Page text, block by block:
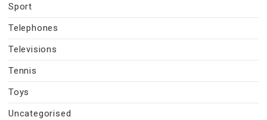
Sport
Telephones
Televisions
Tennis
Toys
Uncategorised